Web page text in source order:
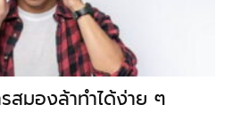
สมองล้าทำได้ง่าย ๆ